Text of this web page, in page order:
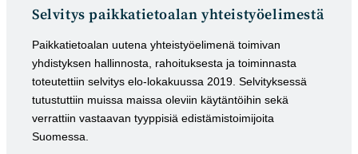
Selvitys paikkatietoalan yhteistyöelimestä
Paikkatietoalan uutena yhteistyöelimenä toimivan
yhdistyksen hallinnosta, rahoituksesta ja toiminnasta
toteutettiin selvitys elo-lokakuussa 2019. Selvityksessä
tutustuttiin muissa maissa oleviin käytäntöihin sekä
verrattiin vastaavan tyyppisiä edistämistoimijoita
Suomessa.